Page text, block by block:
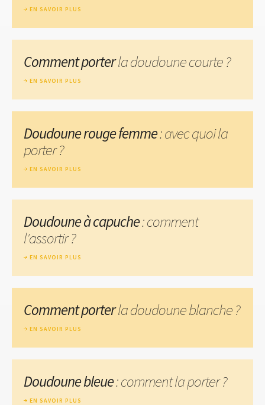
EN SAVOIR PLUS
Comment porterla doudoune courte ?
EN SAVOIR PLUS
Doudoune rouge femme: avec quoi la
porter ?
EN SAVOIR PLUS
Doudoune à capuche: comment
l'assortir ?
EN SAVOIR PLUS
Comment porterla doudoune blanche ?
EN SAVOIR PLUS
Doudoune bleue: comment la porter ?
EN SAVOIR PLUS